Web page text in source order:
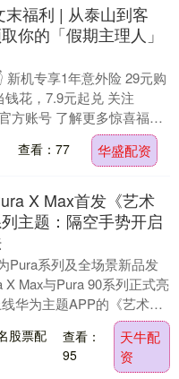
末福利 | 从泰山到客
你的「假期主理人」
新机专享1年意外险 29元购
花，7.9元起兑 关注
方账号 了解更多惊喜福
查看：77 华盛配资
X Max首发《艺术
主题：隔空手势开启
Pura系列及全场景新品发
X Max与Pura 90系列正式亮
华为主题APP的《艺术家
股票配
查看：
95
天牛配
资